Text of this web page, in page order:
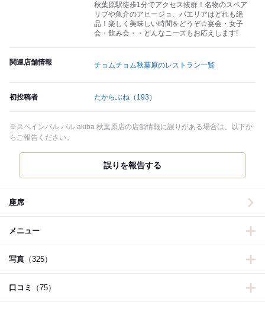
秋葉原駅徒歩1分でアクセス抜群！名物のスペア
リブや魚介のアヒージョ、パエリアはどれも絶
品！楽しく美味しい時間をどうぞ☆宴会・女子
会・飲み会・・どんなニーズもお応えします!
関連店舗情報 チョムチョム秋葉原のレストラン一覧
初投稿者 たからぶね （193）
※スペインバル バル akiba 秋葉原店の店舗情報に誤りがある場合は、以下か
らご報告ください。
誤りを報告する
座席
メニュー
写真 （325）
口コミ （75）